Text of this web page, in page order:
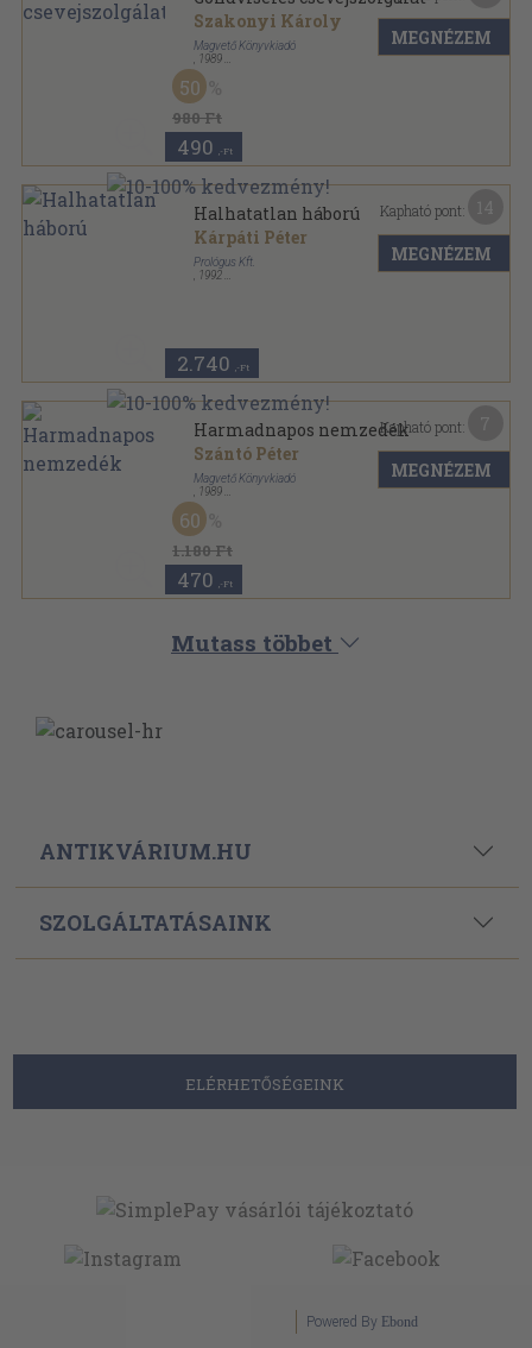
Szakonyi Károly
Magvető Könyvkiadó
1989
Ragasztott papírkötés
980 Ft
50
490 ,-Ft
MEGNÉZEM
Halhatatlan háború
Kárpáti Péter
Prológus Kft.
1992
2.740 ,-Ft
Kapható pont:
MEGNÉZEM
Harmadnapos nemzedék
Szántó Péter
Magvető Könyvkiadó
1989
Ragasztott papírkötés
1.180 Ft
60
470 ,-Ft
Kapható pont:
MEGNÉZEM
Mutass többet
ANTIKVÁRIUM.HU
SZOLGÁLTATÁSAINK
ELÉRHETŐSÉGEINK
Powered By Ebond